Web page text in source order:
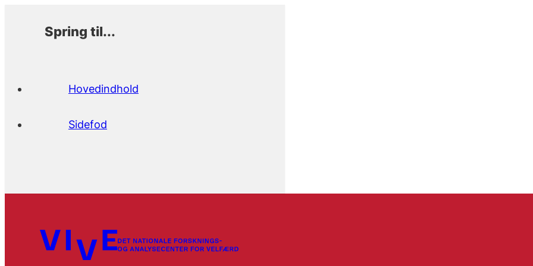
Spring til...
Hovedindhold
Sidefod